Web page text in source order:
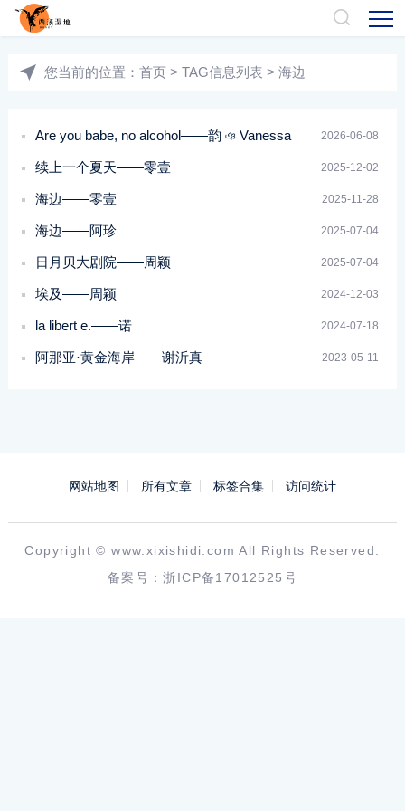
您当前的位置： 首页 > TAG信息列表 > 海边
2026-06-08
Are you babe, no alcohol——韵 ঞ Vanessa
2025-12-02
续上一个夏天——零壹
2025-11-28
海边——零壹
2025-07-04
海边——阿珍
2025-07-04
日月贝大剧院——周颖
2024-12-03
埃及——周颖
2024-07-18
la libert e.——诺
2023-05-11
阿那亚·黄金海岸——谢沂真
网站地图 所有文章 标签合集 访问统计
Copyright ©www.xixishidi.com All Rights Reserved.
备案号：浙ICP备17012525号